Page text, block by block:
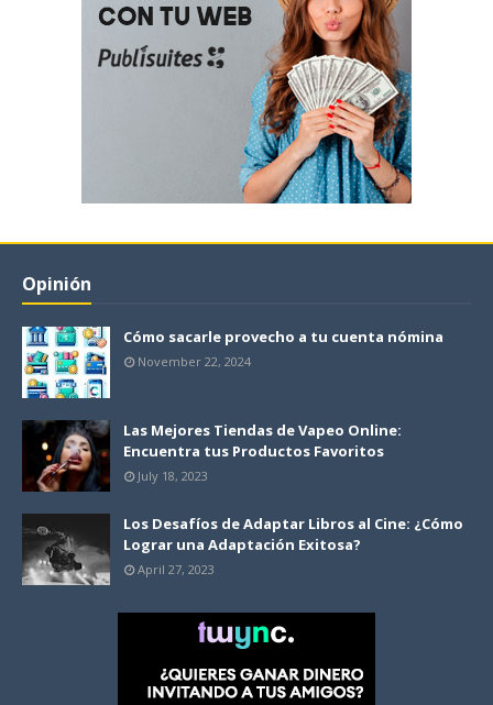
Opinión
Cómo sacarle provecho a tu cuenta nómina
November 22, 2024
Las Mejores Tiendas de Vapeo Online:
Encuentra tus Productos Favoritos
July 18, 2023
Los Desafíos de Adaptar Libros al Cine: ¿Cómo
Lograr una Adaptación Exitosa?
April 27, 2023